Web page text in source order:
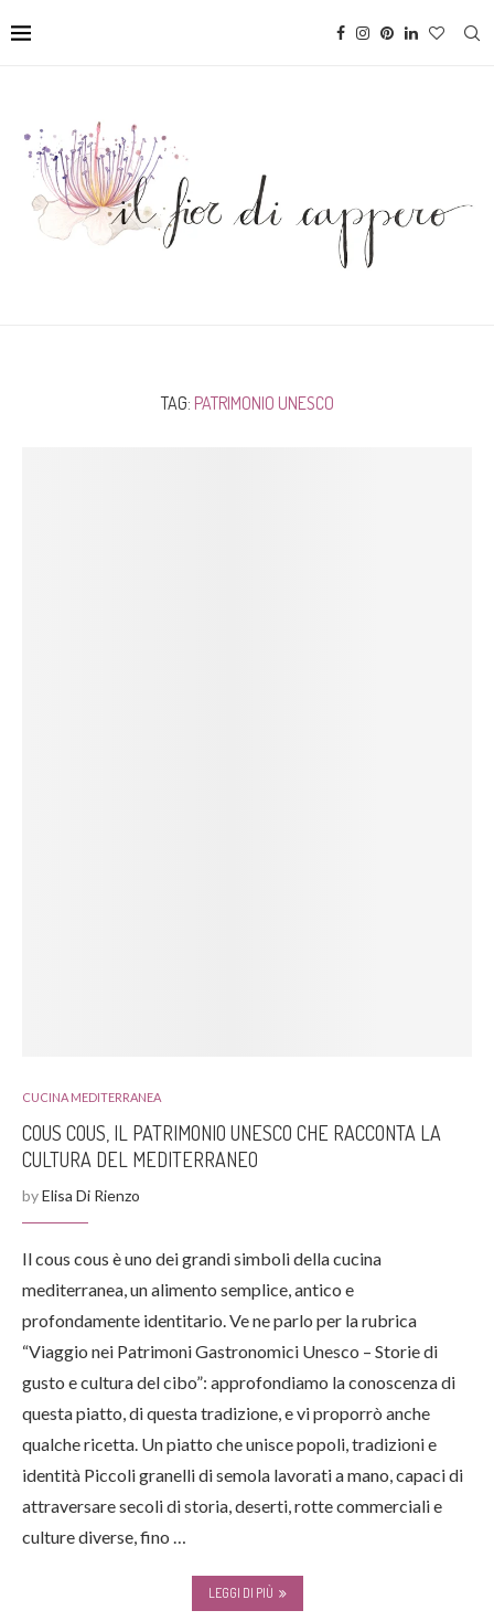
TAG: PATRIMONIO UNESCO
CUCINA MEDITERRANEA
COUS COUS, IL PATRIMONIO UNESCO CHE RACCONTA LA
CULTURA DEL MEDITERRANEO
byElisa Di Rienzo
Il cous cous è uno dei grandi simboli della cucina
mediterranea, un alimento semplice, antico e
profondamente identitario. Ve ne parlo per la rubrica
“Viaggio nei Patrimoni Gastronomici Unesco – Storie di
gusto e cultura del cibo”: approfondiamo la conoscenza di
questa piatto, di questa tradizione, e vi proporrò anche
qualche ricetta. Un piatto che unisce popoli, tradizioni e
identità Piccoli granelli di semola lavorati a mano, capaci di
attraversare secoli di storia, deserti, rotte commerciali e
culture diverse, fino …
LEGGI DI PIÙ